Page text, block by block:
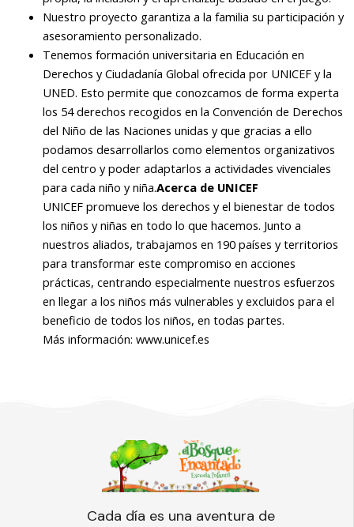
Nuestro proyecto garantiza a la familia su participación y
asesoramiento personalizado.
Tenemos formación universitaria en Educación en
Derechos y Ciudadanía Global ofrecida por UNICEF y la
UNED. Esto permite que conozcamos de forma experta
los 54 derechos recogidos en la Convención de Derechos
del Niño de las Naciones unidas y que gracias a ello
podamos desarrollarlos como elementos organizativos
del centro y poder adaptarlos a actividades vivenciales
para cada niño y niña.Acerca de UNICEF
UNICEF promueve los derechos y el bienestar de todos
los niños y niñas en todo lo que hacemos. Junto a
nuestros aliados, trabajamos en 190 países y territorios
para transformar este compromiso en acciones
prácticas, centrando especialmente nuestros esfuerzos
en llegar a los niños más vulnerables y excluidos para el
beneficio de todos los niños, en todas partes.
Más información: www.unicef.es
Cada día es una aventura de